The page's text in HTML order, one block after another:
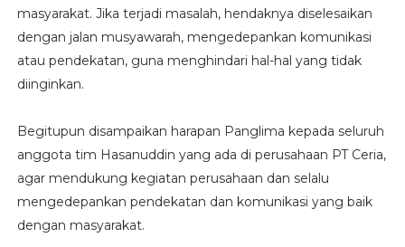
masyarakat. Jika terjadi masalah, hendaknya diselesaikan
dengan jalan musyawarah, mengedepankan komunikasi
atau pendekatan, guna menghindari hal-hal yang tidak
diinginkan.
Begitupun disampaikan harapan Panglima kepada seluruh
anggota tim Hasanuddin yang ada di perusahaan PT Ceria,
agar mendukung kegiatan perusahaan dan selalu
mengedepankan pendekatan dan komunikasi yang baik
dengan masyarakat.